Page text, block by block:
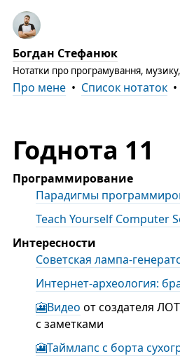
Богдан Стефанюк
Нотатки про програмування,
Про мене• Список нотаток•
Годнота 11
Программирование
Парадигмы
Teach Yourself Computer
Интересности
Советская лампа-
Интернет-археология:
🎦Видео от создателя
с заметками
🎦Таймлапс с борта